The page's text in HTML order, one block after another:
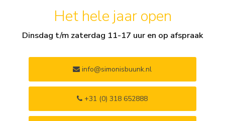
Het hele jaar open
Dinsdag t/m zaterdag 11-17 uur en op afspraak
info@simonisbuunk.nl
+31 (0) 318 652888